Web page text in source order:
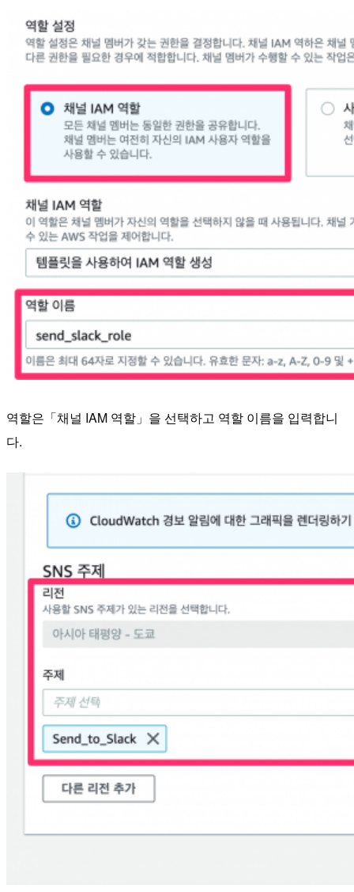
역할은「채널 IAM 역할」을 선택하고 역할 이름을 입력합니
다.